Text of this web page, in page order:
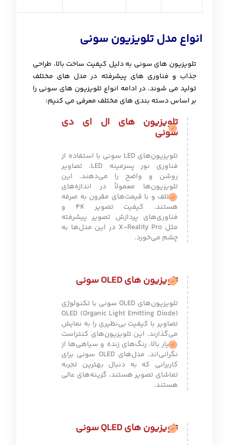
انواع مدل تلویزیون سونی
تلویزیون های سونی به دلیل کیفیت ساخت بالا، طراحی
جذاب و فناوری های پیشرفته در مدل های مختلف
تولید می شوند. در ادامه انواع تلویزیون های سونی را
بر اساس دسته بندی های مختلف معرفی می کنیم:
تلویزیون های ال ای دی
سونی
تلویزیون‌های LED سونی با استفاده از
فناوری نور پسزمینه LED، تصاویر
روشن و واضح را می‌دهند. این
تلویزیون‌ها معمولاً در اندازه‌های
مختلف و با قیمت‌های مقرون به صرفه
هستند. کیفیت تصویر 4K و
فناوری‌های پردازش تصویر پیشرفته
مثل X-Reality Pro در این مدل‌ها به
چشم می‌خورد.
تلویزیون های OLED سونی
تلویزیون‌های OLED سونی با تکنولوژی
OLED (Organic Light Emitting Diode)
تصاویر با کیفیت بی‌نظیری را به نمایش
می‌گذارند. این تلویزیون‌های کنتراست
بسیار بالا، رنگ‌های زنده و سیاهی‌ها از
نگرانی‌اند. مدل‌های OLED سونی برای
کاربرانی که به دنبال بهترین تجربه
تماشای تصویر هستند، گزینه‌های عالی
هستند.
تلویزیون های QLED سونی